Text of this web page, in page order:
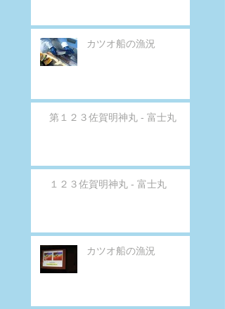
カツオ船の漁況
第１２３佐賀明神丸 - 富士丸
１２３佐賀明神丸 - 富士丸
カツオ船の漁況